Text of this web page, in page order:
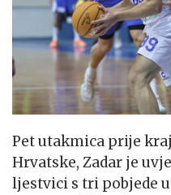
Pet utakmica prije
Hrvatske, Zadar je
ljestvici s tri pobjede